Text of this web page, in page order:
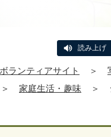
読み上げ
ランティアサイト ＞
＞ 家庭生活・趣味 ＞